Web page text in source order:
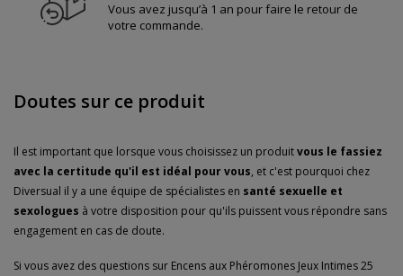
Vous avez jusqu’à 1 an pour faire le retour de
votre commande.
Doutes sur ce produit
Il est important que lorsque vous choisissez un produitvous le fassiez
avec la certitude qu'il est idéal pour vous, et c'est pourquoi chez
Diversual il y a une équipe de spécialistes en santé sexuelle et
sexologues à votre disposition pour qu'ils puissent vous répondre sans
engagement en cas de doute.
Si vous avez des questions sur Encens aux Phéromones Jeux Intimes 25